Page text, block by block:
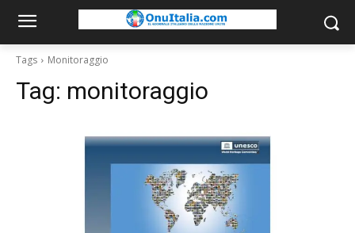
Tags Monitoraggio
Tag: monitoraggio